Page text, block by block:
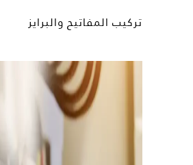
تركيب المفاتيح والبرايز